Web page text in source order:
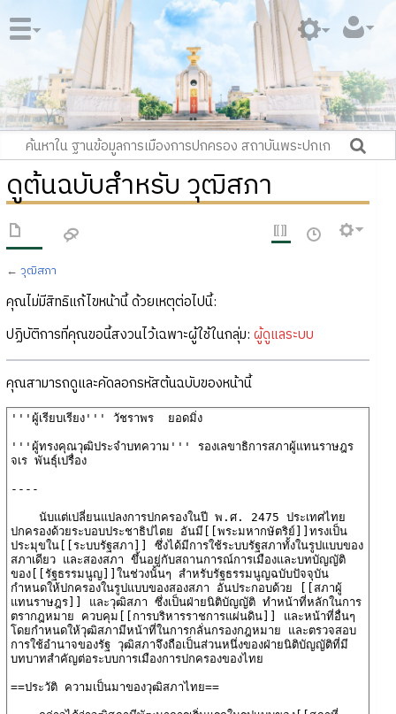
ดูต้นฉบับสำหรับ วุฒิสภา
← วุฒิสภา
คุณไม่มีสิทธิแก้ไขหน้านี้ ด้วยเหตุต่อไปนี้:
ปฏิบัติการที่คุณขอนี้สงวนไว้เฉพาะผู้ใช้ในกลุ่ม: ผู้ดูแลระบบ
คุณสามารถดูและคัดลอกรหัสต้นฉบับของหน้านี้